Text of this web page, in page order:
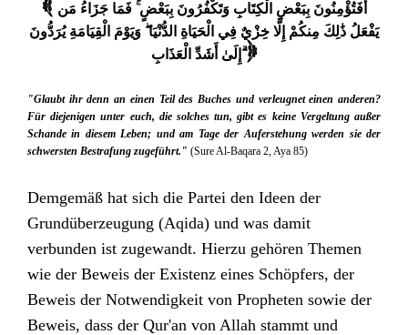
{ أَفَتُؤْمِنُونَ بِبَعْضِ الْكِتَابِ وَتَكْفُرُونَ بِبَعْضٍ ۚ فَمَا جَزَاءُ مَن
يَفْعَلُ ذَٰلِكَ مِنكُمْ إِلَّا خِزْيٌ فِي الْحَيَاةِ الدُّنْيَا ۖ وَيَوْمَ الْقِيَامَةِ يُرَدُّونَ
إِلَىٰ أَشَدِّ الْعَذَابِ ۗ}
"Glaubt ihr denn an einen Teil des Buches und verleugnet einen anderen?
Für diejenigen unter euch, die solches tun, gibt es keine Vergeltung außer
Schande in diesem Leben; und am Tage der Auferstehung werden sie der
schwersten Bestrafung zugeführt." (Sure Al-Baqara 2, Aya 85)
Demgemäß hat sich die Partei den Ideen der
Grundüberzeugung (Aqida) und was damit
verbunden ist zugewandt. Hierzu gehören Themen
wie der Beweis der Existenz eines Schöpfers, der
Beweis der Notwendigkeit von Propheten sowie der
Beweis, dass der Qur'an von Allah stammt und